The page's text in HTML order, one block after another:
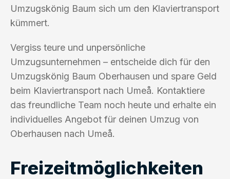
Umzugskönig Baum sich um den Klaviertransport
kümmert.
Vergiss teure und unpersönliche
Umzugsunternehmen – entscheide dich für den
Umzugskönig Baum Oberhausen und spare Geld
beim Klaviertransport nach Umeå. Kontaktiere
das freundliche Team noch heute und erhalte ein
individuelles Angebot für deinen Umzug von
Oberhausen nach Umeå.
Freizeitmöglichkeiten